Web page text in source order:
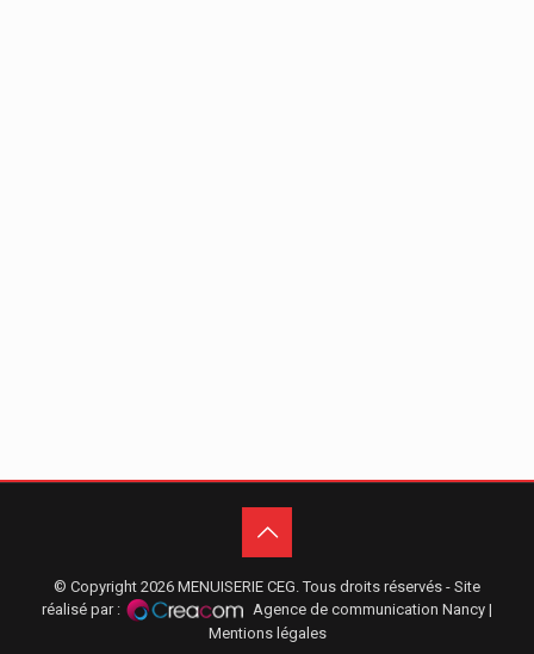
© Copyright 2026 MENUISERIE CEG. Tous droits réservés - Site
réalisé par :
Agence de communication Nancy |
Mentions légales